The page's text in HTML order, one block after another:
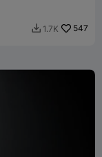
 1.7K 547